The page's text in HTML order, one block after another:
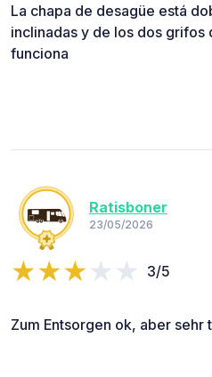
La chapa de desagüe está
inclinadas y de los dos grifos
funciona
Ratisboner
23/05/2026
3/5
Zum Entsorgen ok, aber sehr